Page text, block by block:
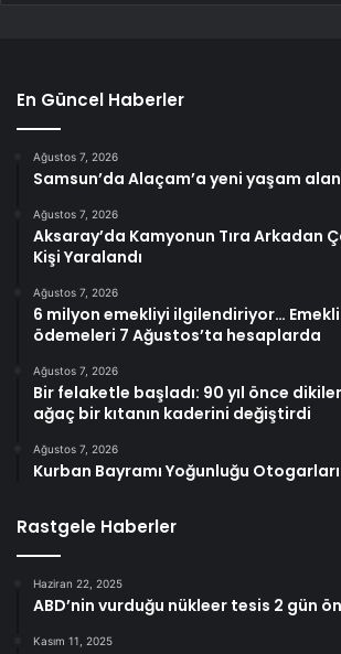
En Güncel Haberler
Ağustos 7, 2026
Samsun’da Alaçam’a yeni yaşam
Ağustos 7, 2026
Aksaray’da Kamyonun Tıra Arkadan
Kişi Yaralandı
Ağustos 7, 2026
6 milyon emekliyi ilgilendiriyor… Emekli
ödemeleri 7 Ağustos’ta hesaplarda
Ağustos 7, 2026
Bir felaketle başladı: 90 yıl önce
ağaç bir kıtanın kaderini değiştirdi
Ağustos 7, 2026
Kurban Bayramı Yoğunluğu
Rastgele Haberler
Haziran 22, 2025
ABD’nin vurduğu nükleer tesis 2 gün
Kasım 11, 2025